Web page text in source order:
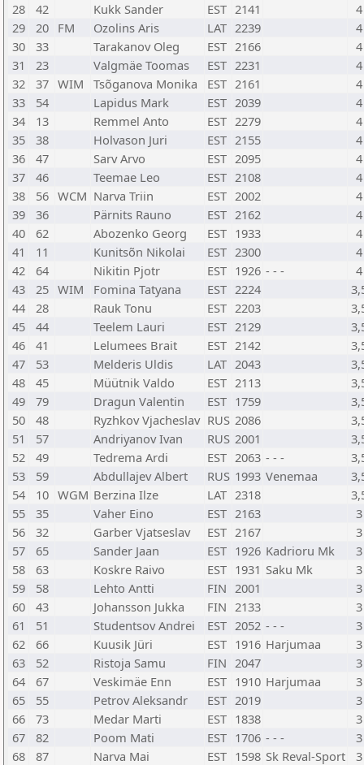
28
42 Kukk Sander EST 2141
4
29
20 FM Ozolins Aris LAT 2239
4
30
33 Tarakanov Oleg EST 2166
4
31
23 Valgmäe Toomas EST 2231
4
32
37 WIM Tsõganova Monika EST 2161
4
33
54 Lapidus Mark EST 2039
4
34
13 Remmel Anto EST 2279
4
35
38 Holvason Juri EST 2155
4
36
47 Sarv Arvo EST 2095
4
37
46 Teemae Leo EST 2108
4
38
56 WCM Narva Triin EST 2002
4
39
36 Pärnits Rauno EST 2162
4
40
62 Abozenko Georg EST 1933
4
41
11 Kunitsõn Nikolai EST 2300
4
42
64 Nikitin Pjotr EST 1926 - - -
4
43
25 WIM Fomina Tatyana EST 2224
44
28 Rauk Tonu EST 2203
45
44 Teelem Lauri EST 2129
46
41 Lelumees Brait EST 2142
47
53 Melderis Uldis LAT 2043
48
45 Müütnik Valdo EST 2113
49
79 Dragun Valentin EST 1759
50
48 Ryzhkov Vjacheslav RUS 2086
51
57 Andriyanov Ivan RUS 2001
52
49 Tedrema Ardi EST 2063 - - -
53
59 Abdullajev Albert RUS 1993 Venemaa
54
10 WGM Berzina Ilze LAT 2318
55
35 Vaher Eino EST 2163
3
56
32 Garber Vjatseslav EST 2167
3
57
65 Sander Jaan EST 1926 Kadrioru Mk
3
58
63 Koskre Raivo EST 1931 Saku Mk
3
59
58 Lehto Antti FIN 2001
3
60
43 Johansson Jukka FIN 2133
3
61
51 Studentsov Andrei EST 2052 - - -
3
62
66 Kuusik Jüri EST 1916 Harjumaa
3
63
52 Ristoja Samu FIN 2047
3
64
67 Veskimäe Enn EST 1910 Harjumaa
3
65
55 Petrov Aleksandr EST 2019
3
66
73 Medar Marti EST 1838
3
67
82 Poom Mati EST 1706 - - -
3
68
87 Narva Mai EST 1598 Sk Reval-Sport
3